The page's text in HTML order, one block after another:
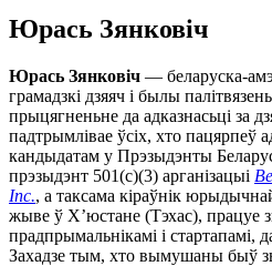
Юрась Зянковіч
Юрась Зянковіч — беларуска-
грамадзкі дзяяч і былы
прыцягненьне да адказнасьці за
падтрымлівае ўсіх, хто пацярпеў
кандыдатам у Прэзыдэнты
прэзыдэнт 501(c)(3) арганізацыі
Inc., а таксама кіраўнік
жыве ў Х’юстане (Тэхас), працуе
прадпрымальнікамі і стартапамі,
Захадзе тым, хто вымушаны быў